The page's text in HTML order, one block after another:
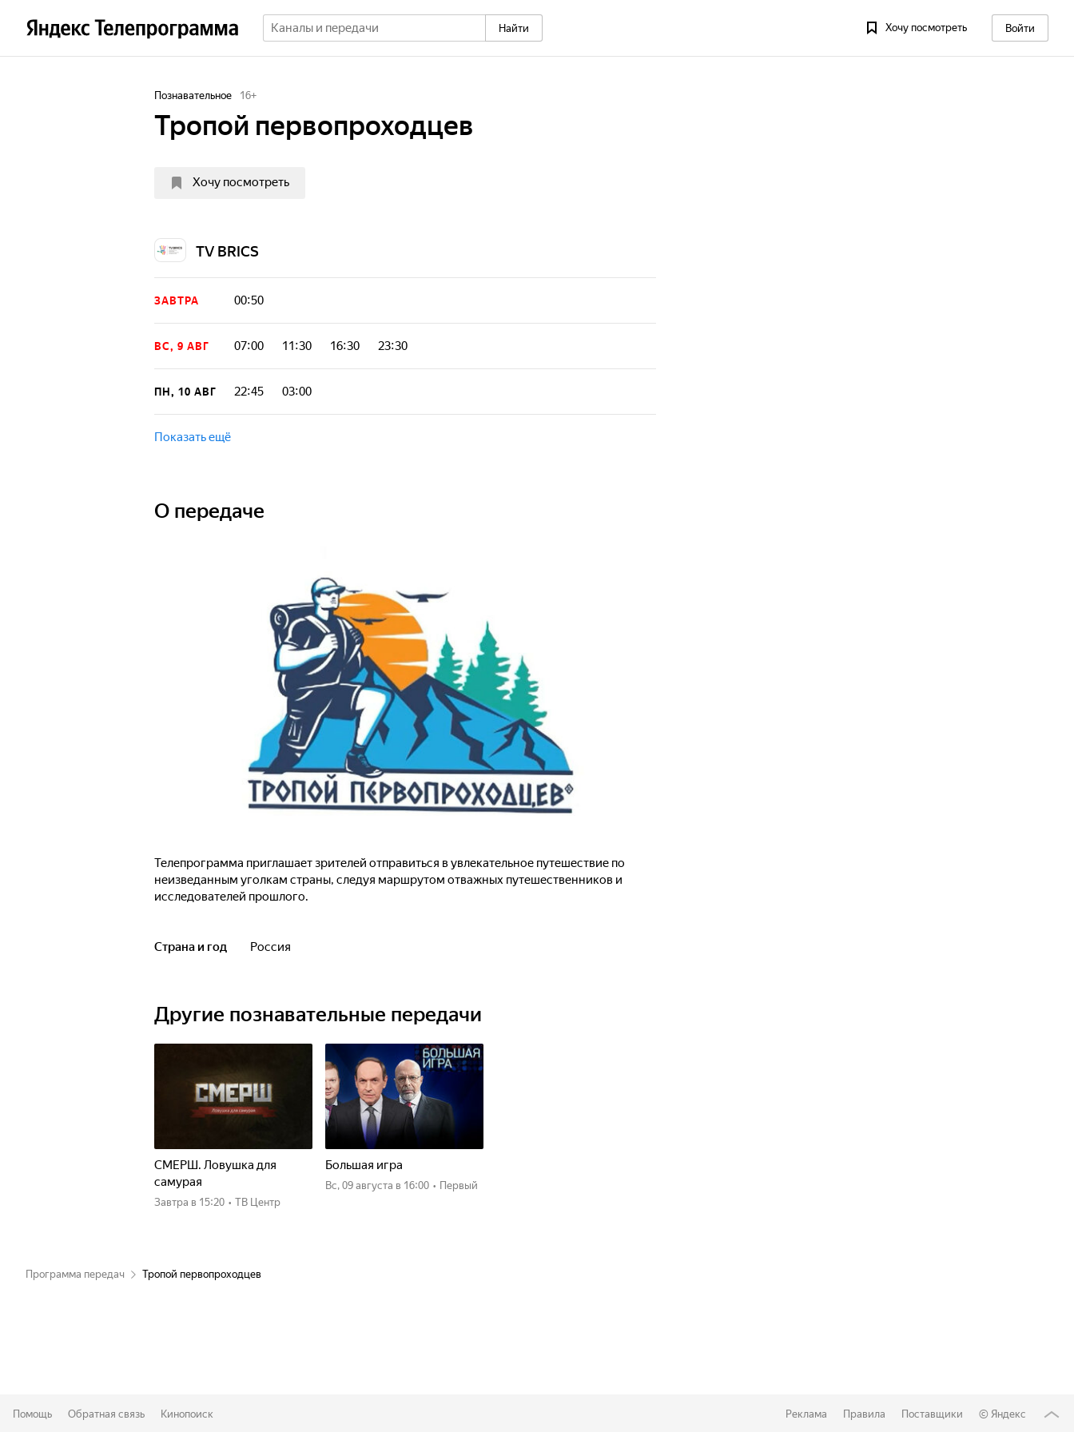
Найти Хочу посмотреть Войти
Познавательное 16+
Тропой первопроходцев
Хочу посмотреть
TV BRICS
ЗАВТРА 00:50
ВС, 9 АВГ 07:00 11:30 16:30 23:30
ПН, 10 АВГ 22:45 03:00
Показать ещё
О передаче
Телепрограмма приглашает зрителей отправиться в увлекательное путешествие по
неизведанным уголкам страны, следуя маршрутом отважных путешественников и
исследователей прошлого.
Страна и год Россия
Другие познавательные передачи
СМЕРШ. Ловушка для
самурая
Завтра в 15:20 • ТВ Центр
Большая игра
вс, 09 августа в 16:00 • Первый
Программа передач Тропой первопроходцев
Помощь Обратная связь Кинопоиск Реклама Правила Поставщики © Яндекс